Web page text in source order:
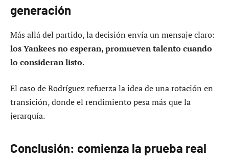
generación
Más allá del partido, la decisión envía un mensaje claro:
los Yankees no esperan, promueven talento cuando
lo consideran listo.
El caso de Rodríguez refuerza la idea de una rotación en
transición, donde el rendimiento pesa más que la
jerarquía.
Conclusión: comienza la prueba real